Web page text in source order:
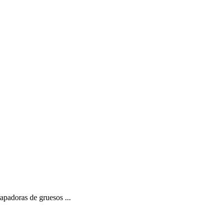
de gruesos ...